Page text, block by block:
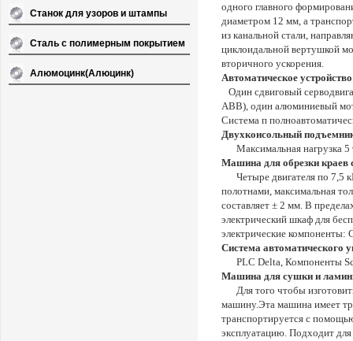
Станок для узоров и штампы
Сталь с полимерным покрытием
Алюмоцинк(Алюцинк)
одного главного
диаметром 12 мм, а
из канальной стали,
циклоидальной вертушкой
вторичного ускорения.
Автоматическое
Один сдвиговый
ABB), один алюминиевый
Система п
Двухконсольный
Максимальная нагрузка
Машина для обрезки
Четыре двигателя по 7,5
полотнами, максимальная
составляет ± 2 мм. В
электрический шкаф для
электрические компоненты:
Система автоматического
PLC Delta, Компоненты
Машина для сушки и
Для того чтобы
машину.Эта машина имеет
транспортируется с
эксплуатацию. Подходит для